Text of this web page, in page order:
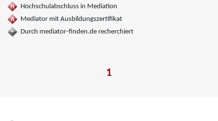
Hochschulabschluss in Mediation
Mediator mit Ausbildungszertifikat
Durch mediator-finden.de recherchiert
1